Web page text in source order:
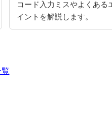
コード入力ミスやよくある
イントを解説します。